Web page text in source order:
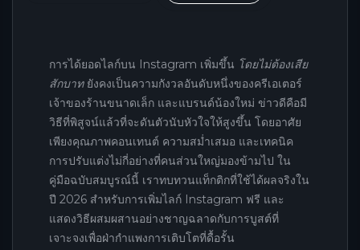
การได้ยอดไลก์บน Instagram เพิ่มขึ้น โดยไม่ต้องเสีย
สักบาทยังคงเป็นความกังวลอันดับหนึ่งของครีเอเตอร์
เจ้าของร้านขนาดเล็ก และแบรนด์น้องใหม่ ข่าวดีคือมี
วิธีที่พิสูจน์แล้วที่จะดันตัวนับหัวใจให้สูงขึ้น โดยอาศัย
เพียงคุณภาพคอนเทนต์ ความสม่ำเสมอ และเทคนิค
การปรับแต่งไม่กี่อย่างที่คนส่วนใหญ่มองข้ามไป ใน
คู่มือฉบับสมบูรณ์นี้ เราทบทวนแท็กติกที่ใช้ได้ผลจริงใน
ปี 2026 สำหรับการเพิ่มไลก์ Instagram ฟรี และ
แสดงวิธีผสมผสานอย่างชาญฉลาดกับการบูสต์ที่
เจาะจงเพื่อฝ่ากำแพงการเติบโตที่ดื้อรั้น